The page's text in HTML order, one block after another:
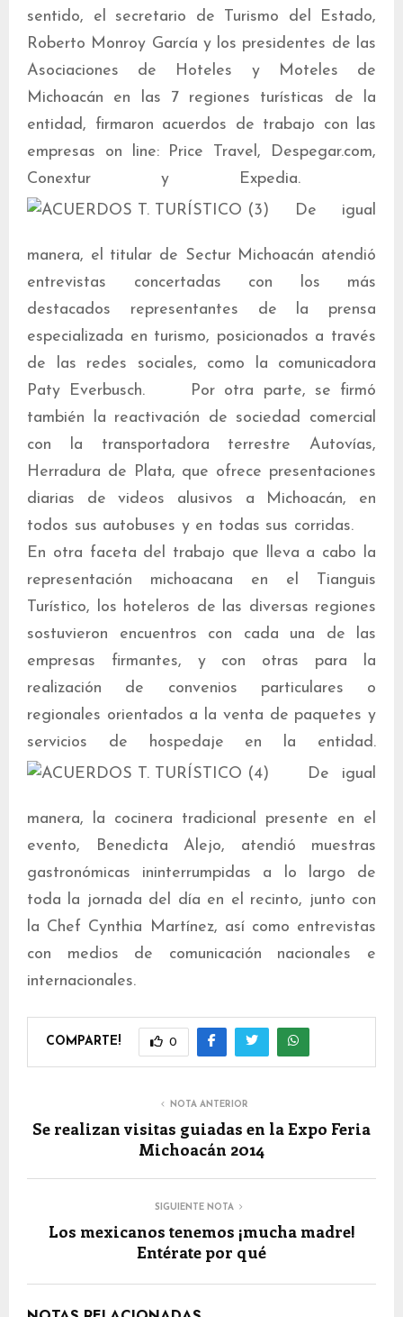
sentido, el secretario de Turismo del Estado,
Roberto Monroy García y los presidentes de las
Asociaciones de Hoteles y Moteles de
Michoacán en las 7 regiones turísticas de la
entidad, firmaron acuerdos de trabajo con las
empresas on line: Price Travel, Despegar.com,
Conextur y Expedia.
De igual
manera, el titular de Sectur Michoacán atendió
entrevistas concertadas con los más
destacados representantes de la prensa
especializada en turismo, posicionados a través
de las redes sociales, como la comunicadora
Paty Everbusch. Por otra parte, se firmó
también la reactivación de sociedad comercial
con la transportadora terrestre Autovías,
Herradura de Plata, que ofrece presentaciones
diarias de videos alusivos a Michoacán, en
todos sus autobuses y en todas sus corridas.
En otra faceta del trabajo que lleva a cabo la
representación michoacana en el Tianguis
Turístico, los hoteleros de las diversas regiones
sostuvieron encuentros con cada una de las
empresas firmantes, y con otras para la
realización de convenios particulares o
regionales orientados a la venta de paquetes y
servicios de hospedaje en la entidad.
De igual
manera, la cocinera tradicional presente en el
evento, Benedicta Alejo, atendió muestras
gastronómicas ininterrumpidas a lo largo de
toda la jornada del día en el recinto, junto con
la Chef Cynthia Martínez, así como entrevistas
con medios de comunicación nacionales e
internacionales.
COMPARTE! 0
NOTA ANTERIOR
Se realizan visitas guiadas en la Expo Feria
Michoacán 2014
SIGUIENTE NOTA
Los mexicanos tenemos ¡mucha madre!
Entérate por qué